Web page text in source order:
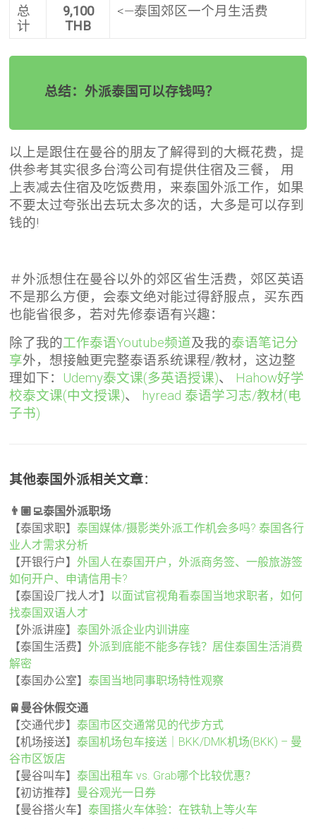
总
计
9,100
THB
<—泰国郊区一个月生活费
总结：外派泰国可以存钱吗？
以上是跟住在曼谷的朋友了解得到的大概花费，提
供参考其实很多台湾公司有提供住宿及三餐， 用
上表减去住宿及吃饭费用，来泰国外派工作，如果
不要太过夸张出去玩太多次的话，大多是可以存到
钱的!
＃外派想住在曼谷以外的郊区省生活费，郊区英语
不是那么方便，会泰文绝对能过得舒服点，买东西
也能省很多，若对先修泰语有兴趣：
除了我的工作泰语Youtube频道及我的泰语笔记分
享外，想接触更完整泰语系统课程/教材，这边整
理如下： Udemy泰文课(多英语授课)、 Hahow好学
校泰文课(中文授课)、
hyread 泰语学习志/教材(电
子书)
其他泰国外派相关文章：
👨🏽‍💻泰国外派职场
【泰国求职】泰国媒体/摄影类外派工作机会多吗? 泰国各行
业人才需求分析
【开银行户】外国人在泰国开户，外派商务签、一般旅游签
如何开户、申请信用卡?
【泰国设厂找人才】 以面试官视角看泰国当地求职者，如何
找泰国双语人才
【外派讲座】泰国外派企业内训讲座
【泰国生活费】外派到底能不能多存钱？居住泰国生活消费
解密
【泰国办公室】泰国当地同事职场特性观察
🚆曼谷休假交通
【交通代步】泰国市区交通常见的代步方式
【机场接送】泰国机场包车接送｜BKK/DMK机场(BKK) – 曼
谷市区饭店
【曼谷叫车】泰国出租车 vs. Grab哪个比较优惠？
【初访推荐】 曼谷观光一日券
【曼谷搭火车】泰国搭火车体验：在铁轨上等火车